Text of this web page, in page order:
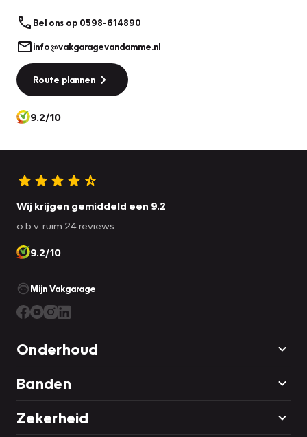
Bel ons op 0598-614890
info@vakgaragevandamme.nl
Route plannen
9.2/10
Wij krijgen gemiddeld een 9.2
o.b.v. ruim 24 reviews
9.2/10
Mijn Vakgarage
Onderhoud
Banden
Zekerheid